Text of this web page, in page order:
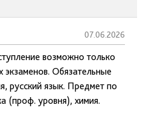
07.06.2026
возможно только
экзаменов. Обязательные
русский язык. Предмет по
(проф. уровня), химия.